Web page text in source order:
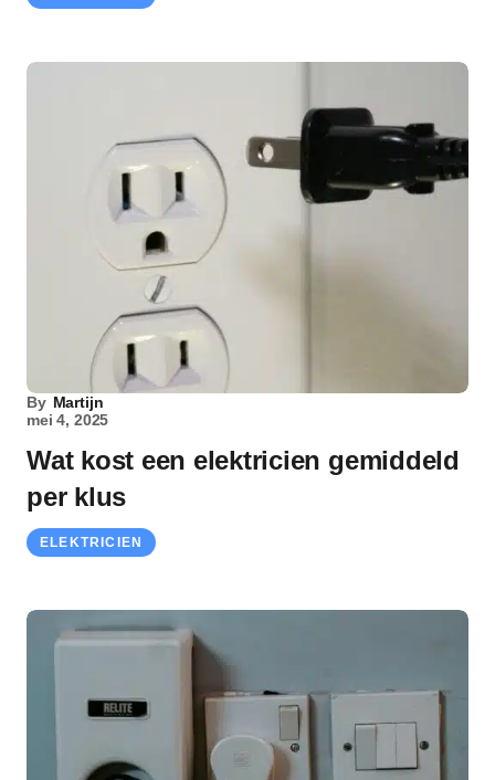
By Martijn
mei 4, 2025
Wat kost een elektricien gemiddeld
per klus
ELEKTRICIEN